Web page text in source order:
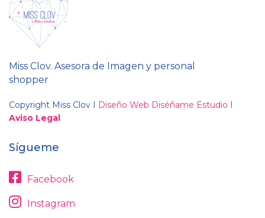
Miss Clov. Asesora de Imagen y personal
shopper
Copyright Miss Clov I Diseño Web Diséñame Estudio I
Aviso Legal
Sígueme
Facebook
Instagram